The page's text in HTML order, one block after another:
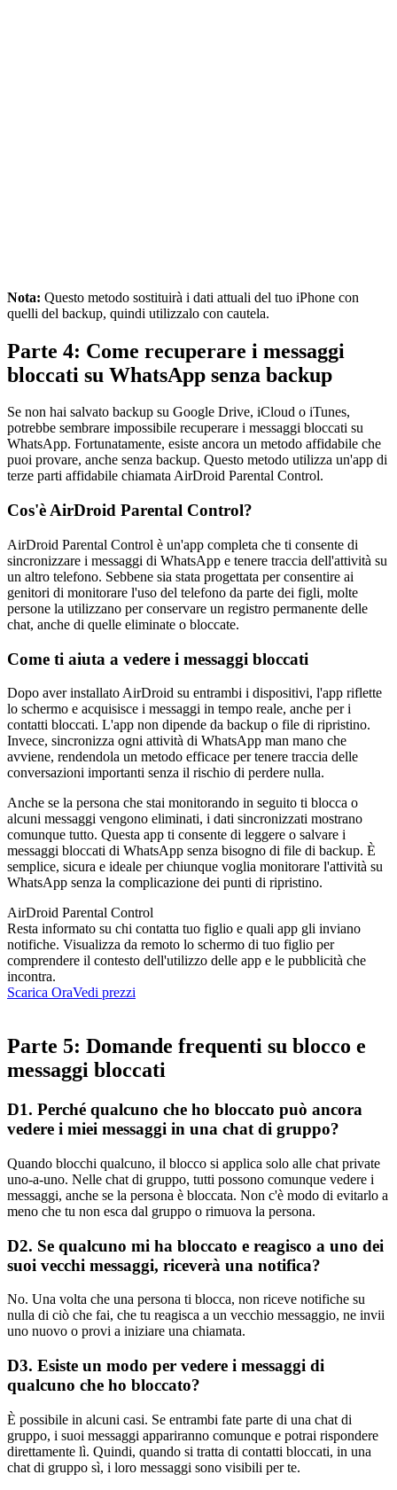
Nota: Questo metodo sostituirà i dati attuali del tuo iPhone con
quelli del backup, quindi utilizzalo con cautela.
Parte 4: Come recuperare i messaggi
bloccati su WhatsApp senza backup
Se non hai salvato backup su Google Drive, iCloud o iTunes,
potrebbe sembrare impossibile recuperare i messaggi bloccati su
WhatsApp. Fortunatamente, esiste ancora un metodo affidabile che
puoi provare, anche senza backup. Questo metodo utilizza un'app di
terze parti affidabile chiamata AirDroid Parental Control.
Cos'è AirDroid Parental Control?
AirDroid Parental Control è un'app completa che ti consente di
sincronizzare i messaggi di WhatsApp e tenere traccia dell'attività su
un altro telefono. Sebbene sia stata progettata per consentire ai
genitori di monitorare l'uso del telefono da parte dei figli, molte
persone la utilizzano per conservare un registro permanente delle
chat, anche di quelle eliminate o bloccate.
Come ti aiuta a vedere i messaggi bloccati
Dopo aver installato AirDroid su entrambi i dispositivi, l'app riflette
lo schermo e acquisisce i messaggi in tempo reale, anche per i
contatti bloccati. L'app non dipende da backup o file di ripristino.
Invece, sincronizza ogni attività di WhatsApp man mano che
avviene, rendendola un metodo efficace per tenere traccia delle
conversazioni importanti senza il rischio di perdere nulla.
Anche se la persona che stai monitorando in seguito ti blocca o
alcuni messaggi vengono eliminati, i dati sincronizzati mostrano
comunque tutto. Questa app ti consente di leggere o salvare i
messaggi bloccati di WhatsApp senza bisogno di file di backup. È
semplice, sicura e ideale per chiunque voglia monitorare l'attività su
WhatsApp senza la complicazione dei punti di ripristino.
AirDroid Parental Control
Resta informato su chi contatta tuo figlio e quali app gli inviano
notifiche. Visualizza da remoto lo schermo di tuo figlio per
comprendere il contesto dell'utilizzo delle app e le pubblicità che
incontra.
Scarica OraVedi prezzi
Parte 5: Domande frequenti su blocco e
messaggi bloccati
D1. Perché qualcuno che ho bloccato può ancora
vedere i miei messaggi in una chat di gruppo?
Quando blocchi qualcuno, il blocco si applica solo alle chat private
uno-a-uno. Nelle chat di gruppo, tutti possono comunque vedere i
messaggi, anche se la persona è bloccata. Non c'è modo di evitarlo a
meno che tu non esca dal gruppo o rimuova la persona.
D2. Se qualcuno mi ha bloccato e reagisco a uno dei
suoi vecchi messaggi, riceverà una notifica?
No. Una volta che una persona ti blocca, non riceve notifiche su
nulla di ciò che fai, che tu reagisca a un vecchio messaggio, ne invii
uno nuovo o provi a iniziare una chiamata.
D3. Esiste un modo per vedere i messaggi di
qualcuno che ho bloccato?
È possibile in alcuni casi. Se entrambi fate parte di una chat di
gruppo, i suoi messaggi appariranno comunque e potrai rispondere
direttamente lì. Quindi, quando si tratta di contatti bloccati, in una
chat di gruppo sì, i loro messaggi sono visibili per te.